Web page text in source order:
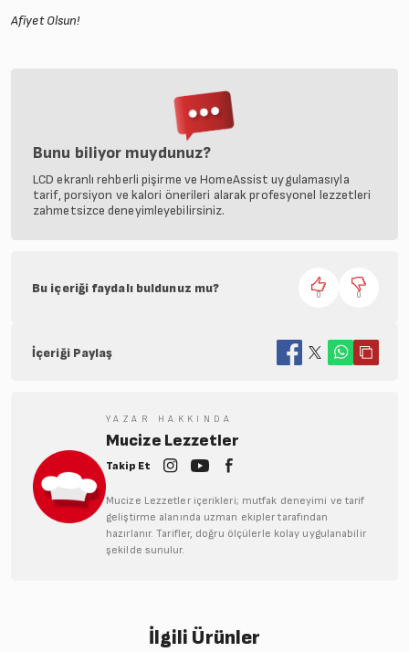
Afiyet Olsun!
Bunu biliyor muydunuz?
LCD ekranlı rehberli pişirme ve HomeAssist uygulamasıyla
tarif, porsiyon ve kalori önerileri alarak profesyonel lezzetleri
zahmetsizce deneyimleyebilirsiniz.
Bu içeriği faydalı buldunuz mu? 0 0
İçeriği Paylaş
YAZAR HAKKINDA
Mucize Lezzetler
Takip Et
Mucize Lezzetler içerikleri; mutfak deneyimi ve tarif
geliştirme alanında uzman ekipler tarafından
hazırlanır. Tarifler, doğru ölçülerle kolay uygulanabilir
şekilde sunulur.
İlgili Ürünler